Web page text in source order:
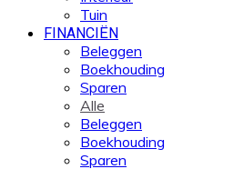
Tuin
FINANCIËN
Beleggen
Boekhouding
Sparen
Alle
Beleggen
Boekhouding
Sparen